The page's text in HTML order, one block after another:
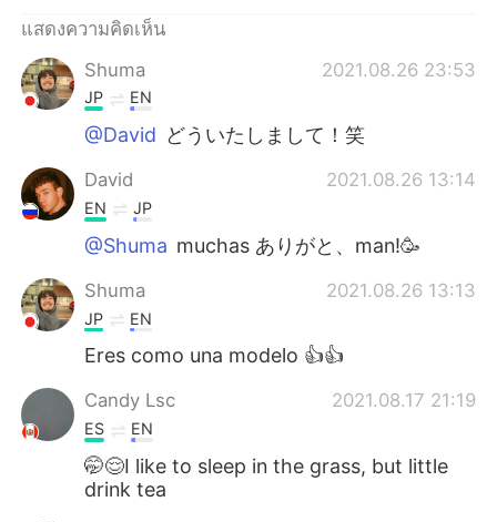
Türkçe
Português
แสดงความคิดเห็น
Shuma
2021.08.26 23:53
JP EN
@David どういたしまして！笑
David 2021.08.26 13:14
EN JP
@Shuma muchas ありがと、man!🥳
Shuma 2021.08.26 13:13
JP EN
Eres como una modelo 👍👍
Candy Lsc 2021.08.17 21:19
ES EN
🤭😌I like to sleep in the grass, but little
drink tea